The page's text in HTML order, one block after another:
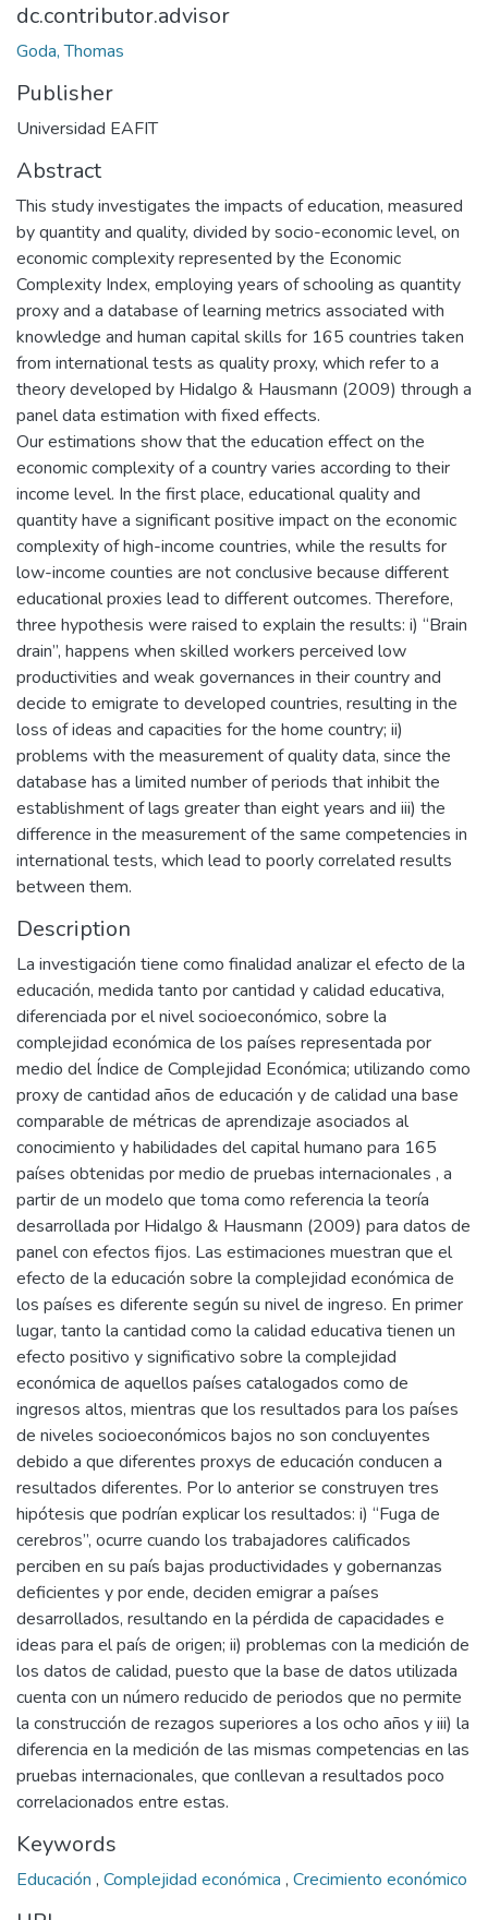
dc.contributor.advisor
Goda, Thomas
Publisher
Universidad EAFIT
Abstract
This study investigates the impacts of education, measured
by quantity and quality, divided by socio-economic level, on
economic complexity represented by the Economic
Complexity Index, employing years of schooling as quantity
proxy and a database of learning metrics associated with
knowledge and human capital skills for 165 countries taken
from international tests as quality proxy, which refer to a
theory developed by Hidalgo & Hausmann (2009) through a
panel data estimation with fixed effects.
Our estimations show that the education effect on the
economic complexity of a country varies according to their
income level. In the first place, educational quality and
quantity have a significant positive impact on the economic
complexity of high-income countries, while the results for
low-income counties are not conclusive because different
educational proxies lead to different outcomes. Therefore,
three hypothesis were raised to explain the results: i) “Brain
drain”, happens when skilled workers perceived low
productivities and weak governances in their country and
decide to emigrate to developed countries, resulting in the
loss of ideas and capacities for the home country; ii)
problems with the measurement of quality data, since the
database has a limited number of periods that inhibit the
establishment of lags greater than eight years and iii) the
difference in the measurement of the same competencies in
international tests, which lead to poorly correlated results
between them.
Description
La investigación tiene como finalidad analizar el efecto de la
educación, medida tanto por cantidad y calidad educativa,
diferenciada por el nivel socioeconómico, sobre la
complejidad económica de los países representada por
medio del Índice de Complejidad Económica; utilizando como
proxy de cantidad años de educación y de calidad una base
comparable de métricas de aprendizaje asociados al
conocimiento y habilidades del capital humano para 165
países obtenidas por medio de pruebas internacionales , a
partir de un modelo que toma como referencia la teoría
desarrollada por Hidalgo & Hausmann (2009) para datos de
panel con efectos fijos. Las estimaciones muestran que el
efecto de la educación sobre la complejidad económica de
los países es diferente según su nivel de ingreso. En primer
lugar, tanto la cantidad como la calidad educativa tienen un
efecto positivo y significativo sobre la complejidad
económica de aquellos países catalogados como de
ingresos altos, mientras que los resultados para los países
de niveles socioeconómicos bajos no son concluyentes
debido a que diferentes proxys de educación conducen a
resultados diferentes. Por lo anterior se construyen tres
hipótesis que podrían explicar los resultados: i) “Fuga de
cerebros”, ocurre cuando los trabajadores calificados
perciben en su país bajas productividades y gobernanzas
deficientes y por ende, deciden emigrar a países
desarrollados, resultando en la pérdida de capacidades e
ideas para el país de origen; ii) problemas con la medición de
los datos de calidad, puesto que la base de datos utilizada
cuenta con un número reducido de periodos que no permite
la construcción de rezagos superiores a los ocho años y iii) la
diferencia en la medición de las mismas competencias en las
pruebas internacionales, que conllevan a resultados poco
correlacionados entre estas.
Keywords
Educación , Complejidad económica , Crecimiento económico